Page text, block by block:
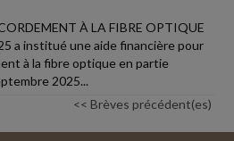
À LA FIBRE OPTIQUE
a institué une aide financière pour
à la fibre optique en partie
2025...
<< Brèves précédent(es)